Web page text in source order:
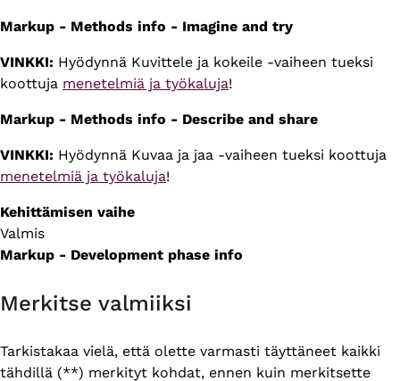
Markup - Methods info - Imagine and try
VINKKI: Hyödynnä Kuvittele ja kokeile -vaiheen tueksi
koottuja menetelmiä ja työkaluja!
Markup - Methods info - Describe and share
VINKKI: Hyödynnä Kuvaa ja jaa -vaiheen tueksi koottuja
menetelmiä ja työkaluja!
Kehittämisen vaihe
Valmis
Markup - Development phase info
Merkitse valmiiksi
Tarkistakaa vielä, että olette varmasti täyttäneet kaikki
tähdillä (**) merkityt kohdat, ennen kuin merkitsette